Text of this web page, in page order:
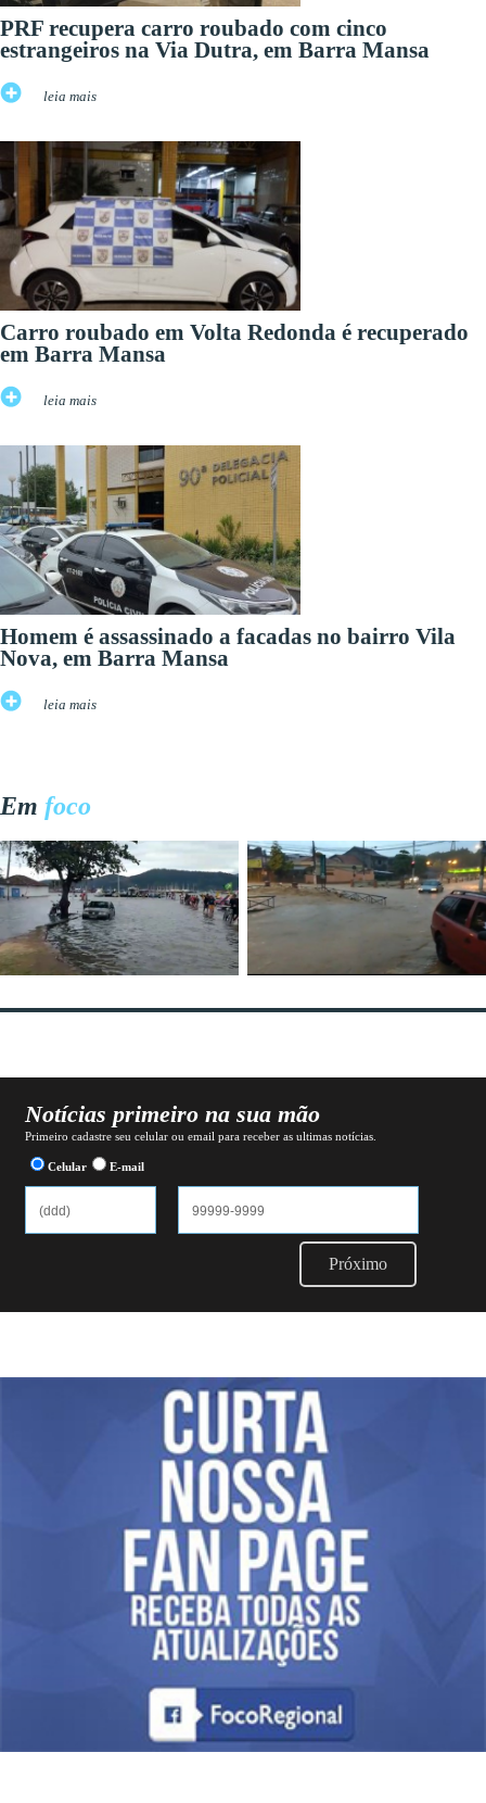
PRF recupera carro roubado com cinco
estrangeiros na Via Dutra, em Barra Mansa
leia mais
Carro roubado em Volta Redonda é recuperado
em Barra Mansa
leia mais
Homem é assassinado a facadas no bairro Vila
Nova, em Barra Mansa
leia mais
Em foco
Notícias primeiro na sua mão
Primeiro cadastre seu celular ou email para receber as ultimas notícias.
Celular E-mail
Próximo